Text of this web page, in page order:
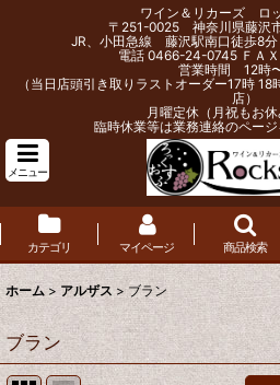
ワイン＆リカーズ ロ
〒251-0025 神奈川県藤沢
JR、小田急線 藤沢駅南口徒歩8
電話 0466-24-0745 ＦＡ
営業時間 12時
（当日店頭引き取りラストオーダー17時
店）
月曜定休（月祝もお休
臨時休業等は業務連絡のページ
メニュー
カテゴリ マイページ 商品検索
ホーム > アルザス > ブラン
ブラン